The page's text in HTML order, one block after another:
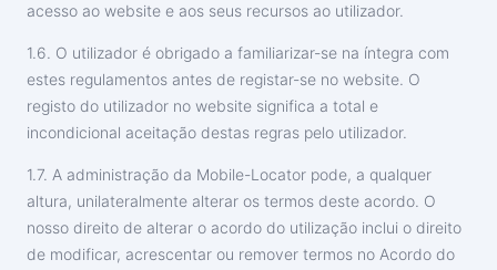
acesso ao website e aos seus recursos ao utilizador.
1.6. O utilizador é obrigado a familiarizar-se na íntegra com
estes regulamentos antes de registar-se no website. O
registo do utilizador no website significa a total e
incondicional aceitação destas regras pelo utilizador.
1.7. A administração da Mobile-Locator pode, a qualquer
altura, unilateralmente alterar os termos deste acordo. O
nosso direito de alterar o acordo do utilização inclui o direito
de modificar, acrescentar ou remover termos no Acordo do